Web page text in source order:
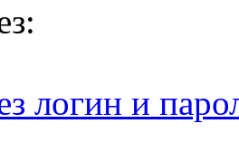
логин и